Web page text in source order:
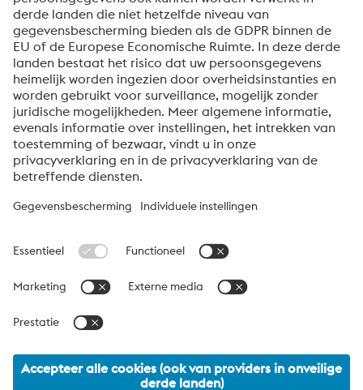
abonnement op de Uddeholm-nieuwsbrief.
Verzenden
Anti-robotverificatie
Klik om te starten
Friendly Captcha ⇗
Over voestalpine High Performance Metals Benelux
verkooporganisatie voor Nederland, België en Luxemburg van
de High Performance Metals Division van de voestalpine Groep.
productsegmenten en is wereldwijd marktleider in